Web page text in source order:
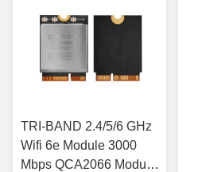
TRI-BAND 2.4/5/6 GHz
Wifi 6e Module 3000
Mbps QCA2066 Module